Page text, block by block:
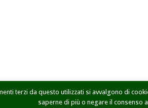
terzi da questo utilizzati si avvalgono di
saperne di più o negare il consenso